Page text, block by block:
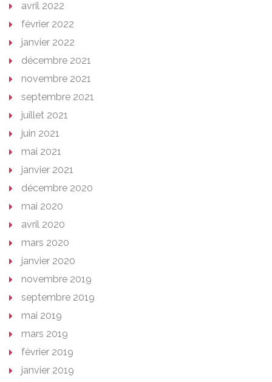
avril 2022
février 2022
janvier 2022
décembre 2021
novembre 2021
septembre 2021
juillet 2021
juin 2021
mai 2021
janvier 2021
décembre 2020
mai 2020
avril 2020
mars 2020
janvier 2020
novembre 2019
septembre 2019
mai 2019
mars 2019
février 2019
janvier 2019